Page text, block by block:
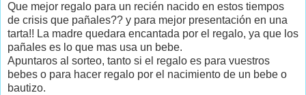
Que mejor regalo para un recién nacido en estos tiempos
de crisis que pañales?? y para mejor presentación en una
tarta!! La madre quedara encantada por el regalo, ya que los
pañales es lo que mas usa un bebe.
Apuntaros al sorteo, tanto si el regalo es para vuestros
bebes o para hacer regalo por el nacimiento de un bebe o
bautizo.